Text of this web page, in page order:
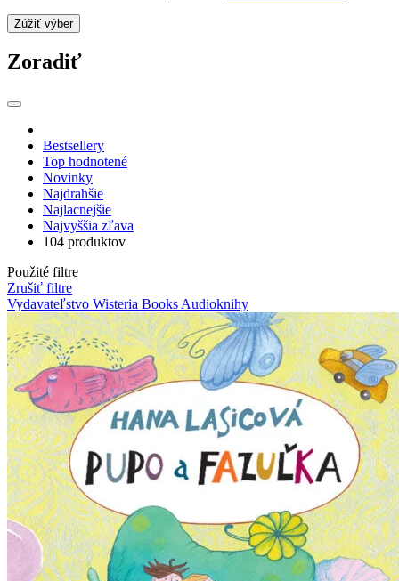
Zúžiť výber
Zoradiť
Bestsellery
Top hodnotené
Novinky
Najdrahšie
Najlacnejšie
Najvyššia zľava
104 produktov
Použité filtre
Zrušiť filtre
Vydavateľstvo Wisteria Books Audioknihy